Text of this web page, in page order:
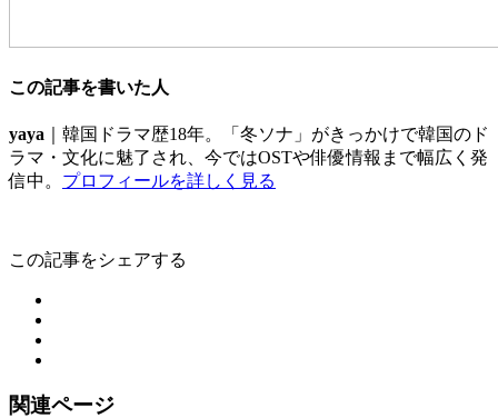
この記事を書いた人
yaya ｜韓国ドラマ歴18年。「冬ソナ」がきっかけで韓国のド
ラマ・文化に魅了され、今ではOSTや俳優情報まで幅広く発
信中。 プロフィールを詳しく見る
この記事をシェアする
関連ページ